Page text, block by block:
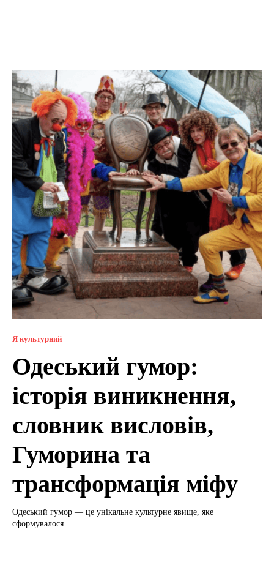
Я культурний
Одеський гумор:
історія виникнення,
словник висловів,
Гуморина та
трансформація міфу
Одеський гумор — це унікальне культурне явище, яке
сформувалося...